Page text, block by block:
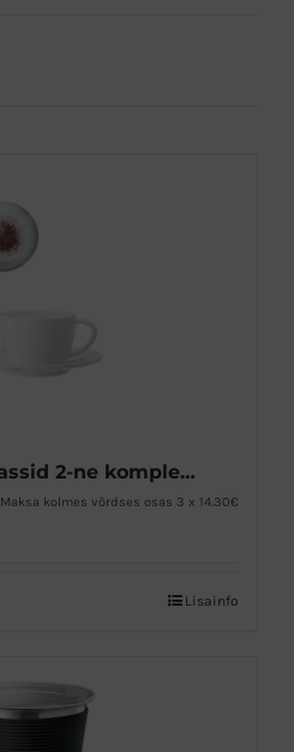
JURA cappuccinotassid 2-ne komplekt
Maksa kolmes võrdses osas 3 x 14.30€
Lisainfo